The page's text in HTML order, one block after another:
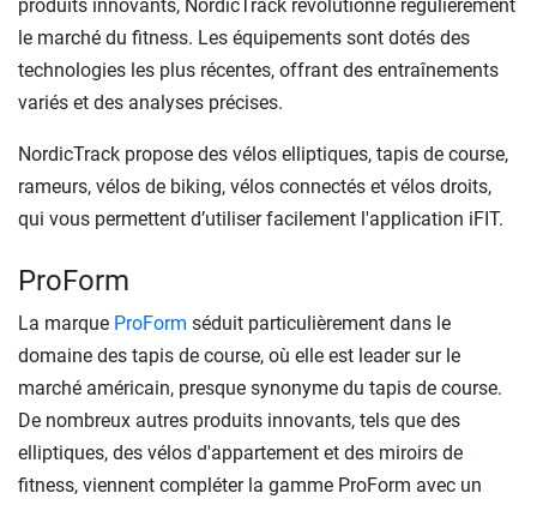
produits innovants, NordicTrack révolutionne régulièrement
le marché du fitness. Les équipements sont dotés des
technologies les plus récentes, offrant des entraînements
variés et des analyses précises.
NordicTrack propose des vélos elliptiques, tapis de course,
rameurs, vélos de biking, vélos connectés et vélos droits,
qui vous permettent d’utiliser facilement l'application iFIT.
ProForm
La marque ProForm séduit particulièrement dans le
domaine des tapis de course, où elle est leader sur le
marché américain, presque synonyme du tapis de course.
De nombreux autres produits innovants, tels que des
elliptiques, des vélos d'appartement et des miroirs de
fitness, viennent compléter la gamme ProForm avec un